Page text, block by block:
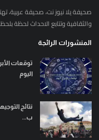
صحيفة يلا نيوز نت، صحيفة عربية،
والثقافية وتتابع الاحداث لحظة
المنشورات الرائجة
اليوم
ب...